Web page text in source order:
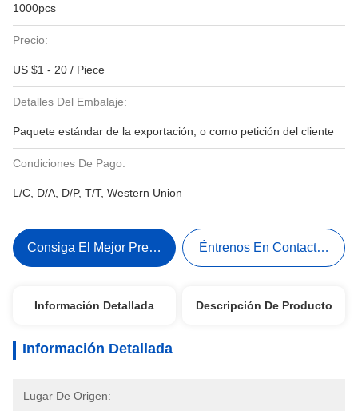
1000pcs
Precio:
US $1 - 20 / Piece
Detalles Del Embalaje:
Paquete estándar de la exportación, o como petición del cliente
Condiciones De Pago:
L/C, D/A, D/P, T/T, Western Union
Consiga El Mejor Precio Éntrenos En Contacto Con
Información Detallada Descripción De Producto
Información Detallada
Lugar De Origen: